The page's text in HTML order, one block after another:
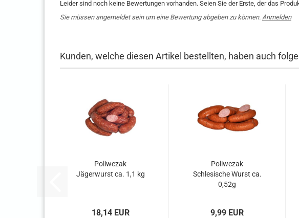
Leider sind noch keine Bewertungen vorhanden. Seien Sie der Erste, der das
Sie müssen angemeldet sein um eine Bewertung abgeben zu können. Anmelden
Kunden, welche diesen Artikel bestellten, haben auch
Poliwczak
Jägerwurst ca. 1,1 kg
18,14 EUR
Poliwczak
Schlesische Wurst ca.
0,52g
9,99 EUR